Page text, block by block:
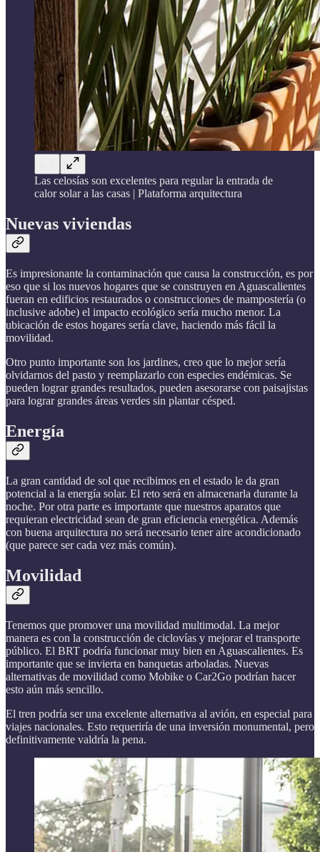
Las celosías son excelentes para regular la entrada de
calor solar a las casas | Plataforma arquitectura
Nuevas viviendas
Es impresionante la contaminación que causa la construcción, es por
eso que si los nuevos hogares que se construyen en Aguascalientes
fueran en edificios restaurados o construcciones de mampostería (o
inclusive adobe) el impacto ecológico sería mucho menor. La
ubicación de estos hogares sería clave, haciendo más fácil la
movilidad.
Otro punto importante son los jardines, creo que lo mejor sería
olvidarnos del pasto y reemplazarlo con especies endémicas. Se
pueden lograr grandes resultados, pueden asesorarse con paisajistas
para lograr grandes áreas verdes sin plantar césped.
Energía
La gran cantidad de sol que recibimos en el estado le da gran
potencial a la energía solar. El reto será en almacenarla durante la
noche. Por otra parte es importante que nuestros aparatos que
requieran electricidad sean de gran eficiencia energética. Además
con buena arquitectura no será necesario tener aire acondicionado
(que parece ser cada vez más común).
Movilidad
Tenemos que promover una movilidad multimodal. La mejor
manera es con la construcción de ciclovías y mejorar el transporte
público. El BRT podría funcionar muy bien en Aguascalientes. Es
importante que se invierta en banquetas arboladas. Nuevas
alternativas de movilidad como Mobike o Car2Go podrían hacer
esto aún más sencillo.
El tren podría ser una excelente alternativa al avión, en especial para
viajes nacionales. Esto requeriría de una inversión monumental, pero
definitivamente valdría la pena.